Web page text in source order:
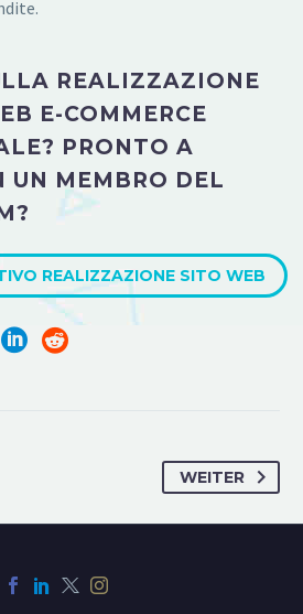
REALIZZAZIONE
E-COMMERCE
PRONTO A
UN MEMBRO DEL
REALIZZAZIONE SITO WEB
WEITER